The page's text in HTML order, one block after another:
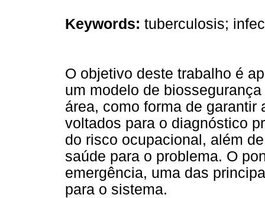
Keywords: tuberculosis;
O objetivo deste trabalho é
um modelo de
área, como forma de
voltados para o diagnóstico
do risco ocupacional, além
saúde para o problema. O
emergência, uma das
para o sistema.